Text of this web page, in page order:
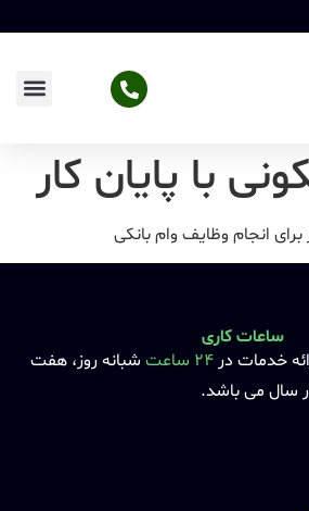
با پایان کار
انجام وظایف وام بانکی
ساعات کاری
خدمات در 24 ساعت
شبانه روز، هفت
سال می باشد.